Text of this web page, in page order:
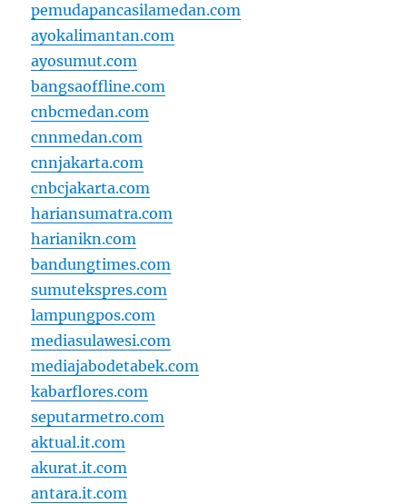
pemudapancasilamedan.com
ayokalimantan.com
ayosumut.com
bangsaoffline.com
cnbcmedan.com
cnnmedan.com
cnnjakarta.com
cnbcjakarta.com
hariansumatra.com
harianikn.com
bandungtimes.com
sumutekspres.com
lampungpos.com
mediasulawesi.com
mediajabodetabek.com
kabarflores.com
seputarmetro.com
aktual.it.com
akurat.it.com
antara.it.com